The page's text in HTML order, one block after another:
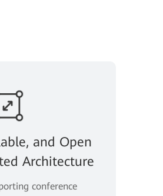
and Open
Architecture
conference